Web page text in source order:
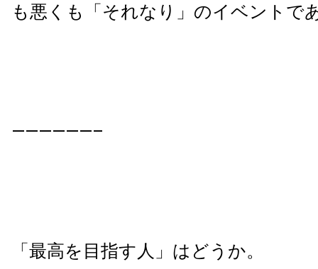
も悪くも「それなり」のイベントで
——————–
「最高を目指す人」はどうか。